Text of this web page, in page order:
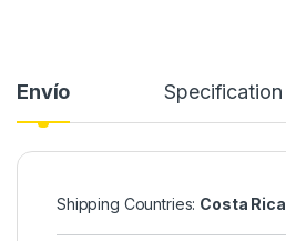
Envío Specification
Shipping Countries: Costa Rica